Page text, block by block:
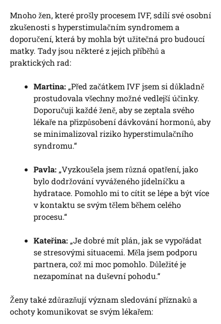
Mnoho žen, které prošly procesem IVF, sdílí své osobní
zkušenosti s hyperstimulačním syndromem a
doporučení, která by mohla být užitečná pro budoucí
matky. Tady jsou některé z jejich příběhů a
praktických rad:
Martina: „Před začátkem IVF jsem si důkladně
prostudovala všechny možné vedlejší účinky.
Doporučuji každé ženě, aby se zeptala svého
lékaře na přizpůsobení dávkování hormonů, aby
se minimalizoval riziko hyperstimulačního
syndromu.“
Pavla: „Vyzkoušela jsem různá opatření, jako
bylo dodržování vyváženého jídelníčku a
hydratace. Pomohlo mi to cítit se lépe a být více
v kontaktu se svým tělem během celého
procesu.“
Kateřina: „Je dobré mít plán, jak se vypořádat
se stresovými situacemi. Měla jsem podporu
partnera, což mi moc pomohlo. Důležité je
nezapomínat na duševní pohodu.“
Ženy také zdůrazňují význam sledování příznaků a
ochoty komunikovat se svým lékařem: